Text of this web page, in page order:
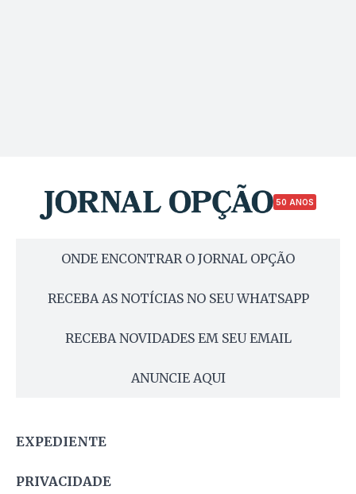
50 ANOS
ONDE ENCONTRAR O JORNAL OPÇÃO
RECEBA AS NOTÍCIAS NO SEU WHATSAPP
RECEBA NOVIDADES EM SEU EMAIL
ANUNCIE AQUI
EXPEDIENTE
PRIVACIDADE